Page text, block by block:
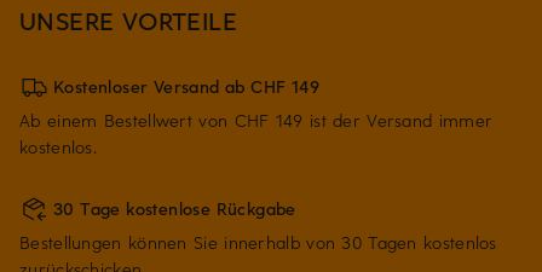
UNSERE VORTEILE
Kostenloser Versand ab CHF 149
Ab einem Bestellwert von CHF 149 ist der Versand immer
kostenlos.
30 Tage kostenlose Rückgabe
Bestellungen können Sie innerhalb von 30 Tagen kostenlos